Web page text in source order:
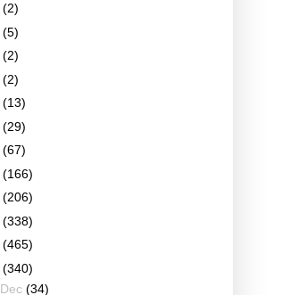
(2)
(5)
(2)
(2)
(13)
(29)
(67)
(166)
(206)
(338)
(465)
(340)
Dec (34)